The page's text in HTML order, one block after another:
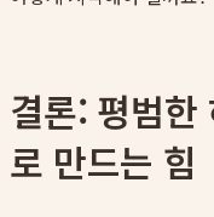
결론: 평범한
로 만드는 힘